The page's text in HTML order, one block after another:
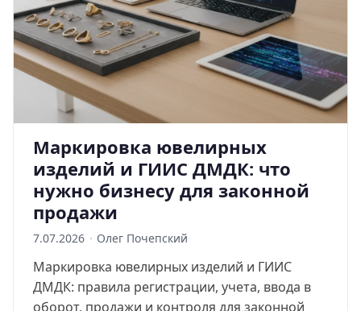
Маркировка ювелирных
изделий и ГИИС ДМДК: что
нужно бизнесу для законной
продажи
7.07.2026 · Олег Почепский
Маркировка ювелирных изделий и ГИИС
ДМДК: правила регистрации, учета, ввода в
оборот, продажи и контроля для законной